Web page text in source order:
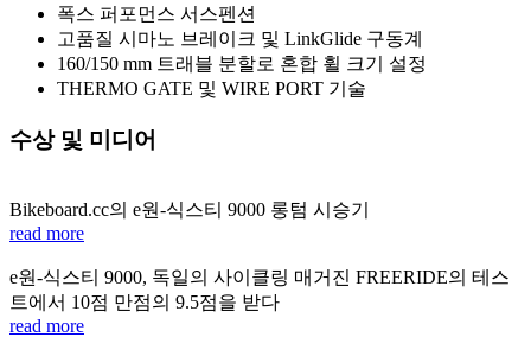
폭스 퍼포먼스 서스펜션
고품질 시마노 브레이크 및 LinkGlide 구동계
160/150 mm 트래블 분할로 혼합 휠 크기 설정
THERMO GATE 및 WIRE PORT 기술
수상 및 미디어
Bikeboard.cc의 e원-식스티 9000 롱텀 시승기
read more
e원-식스티 9000, 독일의 사이클링 매거진 FREERIDE의 테스
트에서 10점 만점의 9.5점을 받다
read more